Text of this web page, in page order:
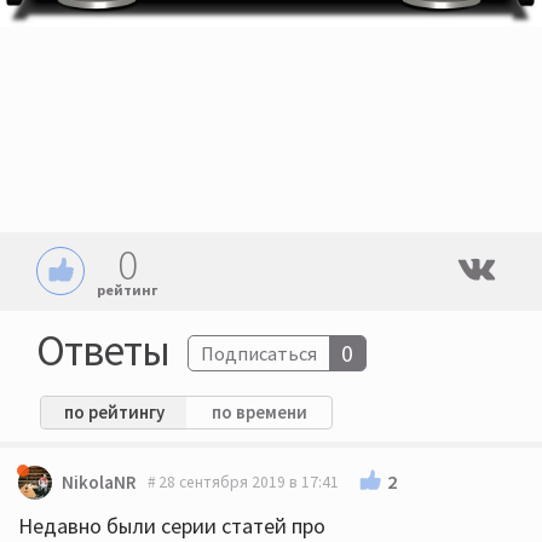
0
рейтинг
Ответы Подписаться 0
по рейтингу по времени
NikolaNR 28 сентября 2019 в 17:41 2
Недавно были серии статей про